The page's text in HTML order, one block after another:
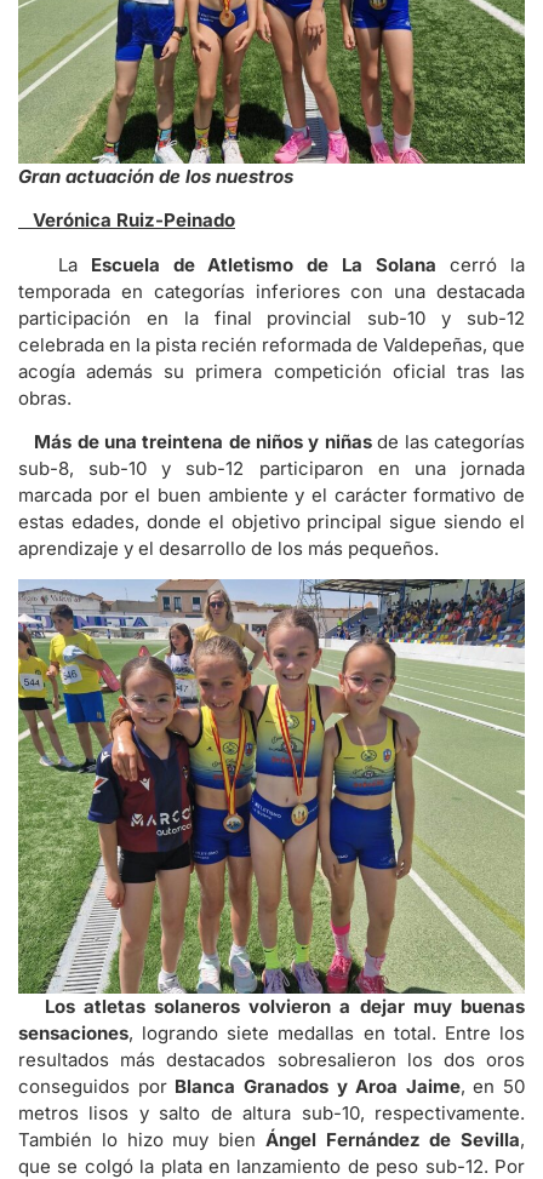
Gran actuación de los nuestros
Verónica Ruiz-Peinado
La Escuela de Atletismo de La Solanacerró la
temporada en categorías inferiores con una destacada
participación en la final provincial sub-10 y sub-12
celebrada en la pista recién reformada de Valdepeñas, que
acogía además su primera competición oficial tras las
obras.
Más de una treintena de niños y niñasde las categorías
sub-8, sub-10 y sub-12 participaron en una jornada
marcada por el buen ambiente y el carácter formativo de
estas edades, donde el objetivo principal sigue siendo el
aprendizaje y el desarrollo de los más pequeños.
Los atletas solaneros volvieron a dejar muy buenas
sensaciones, logrando siete medallas en total. Entre los
resultados más destacados sobresalieron los dos oros
conseguidos por Blanca Granados y Aroa Jaime, en 50
metros lisos y salto de altura sub-10, respectivamente.
También lo hizo muy bien Ángel Fernández de Sevilla,
que se colgó la plata en lanzamiento de peso sub-12. Por